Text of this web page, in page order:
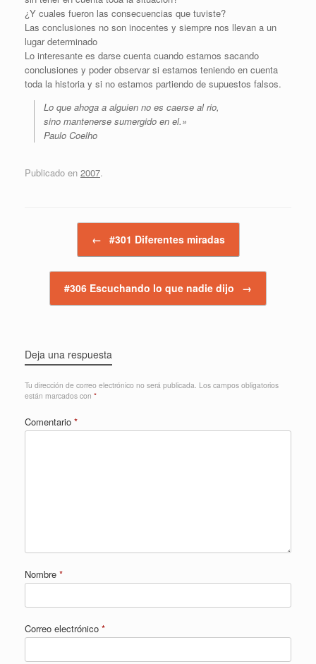
¿Y cuales fueron las consecuencias que tuviste?
Las conclusiones no son inocentes y siempre nos llevan a un
lugar determinado
Lo interesante es darse cuenta cuando estamos sacando
conclusiones y poder observar si estamos teniendo en cuenta
toda la historia y si no estamos partiendo de supuestos falsos.
Lo que ahoga a alguien no es caerse al rio,
sino mantenerse sumergido en el.»
Paulo Coelho
Publicado en 2007.
← #301 Diferentes miradas
#306 Escuchando lo que nadie dijo →
Deja una respuesta
Tu dirección de correo electrónico no será publicada. Los campos obligatorios
están marcados con *
Comentario *
Nombre *
Correo electrónico *